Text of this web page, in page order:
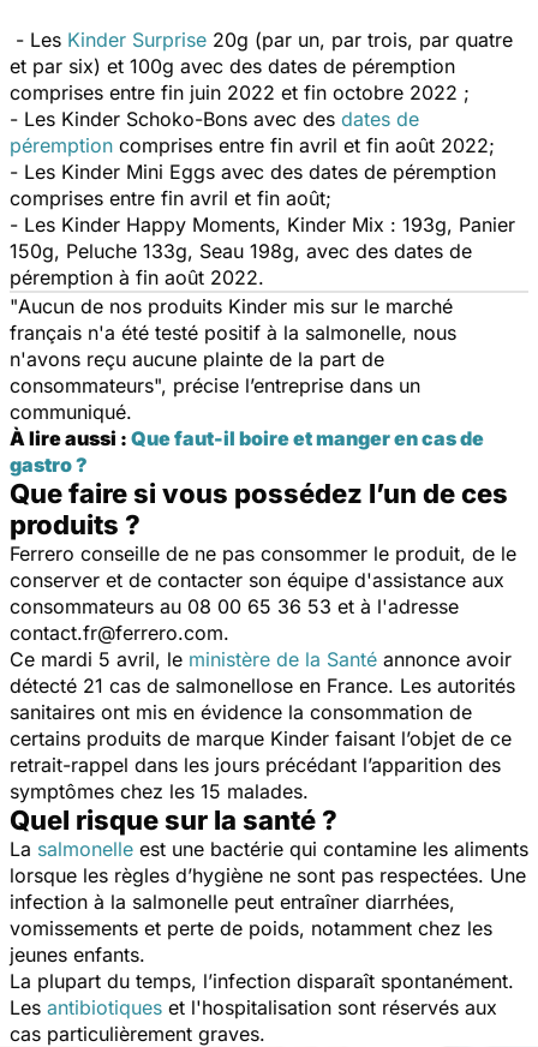
- Les Kinder Surprise 20g (par un, par trois, par quatre
et par six) et 100g avec des dates de péremption
comprises entre fin juin 2022 et fin octobre 2022 ;
- Les Kinder Schoko-Bons avec des dates de
péremption comprises entre fin avril et fin août 2022;
- Les Kinder Mini Eggs avec des dates de péremption
comprises entre fin avril et fin août;
- Les Kinder Happy Moments, Kinder Mix : 193g, Panier
150g, Peluche 133g, Seau 198g, avec des dates de
péremption à fin août 2022.
"Aucun de nos produits Kinder mis sur le marché
français n'a été testé positif à la salmonelle, nous
n'avons reçu aucune plainte de la part de
consommateurs", précise l’entreprise dans un
communiqué.
À lire aussi : Que faut-il boire et manger en cas de
gastro ?
Que faire si vous possédez l’un de ces
produits ?
Ferrero conseille de ne pas consommer le produit, de le
conserver et de contacter son équipe d'assistance aux
consommateurs au 08 00 65 36 53 et à l'adresse
contact.fr@ferrero.com.
Ce mardi 5 avril, le ministère de la Santé annonce avoir
détecté 21 cas de salmonellose en France. Les autorités
sanitaires ont mis en évidence la consommation de
certains produits de marque Kinder faisant l’objet de ce
retrait-rappel dans les jours précédant l’apparition des
symptômes chez les 15 malades.
Quel risque sur la santé ?
La salmonelle est une bactérie qui contamine les aliments
lorsque les règles d’hygiène ne sont pas respectées. Une
infection à la salmonelle peut entraîner diarrhées,
vomissements et perte de poids, notamment chez les
jeunes enfants.
La plupart du temps, l’infection disparaît spontanément.
Les antibiotiques et l'hospitalisation sont réservés aux
cas particulièrement graves.